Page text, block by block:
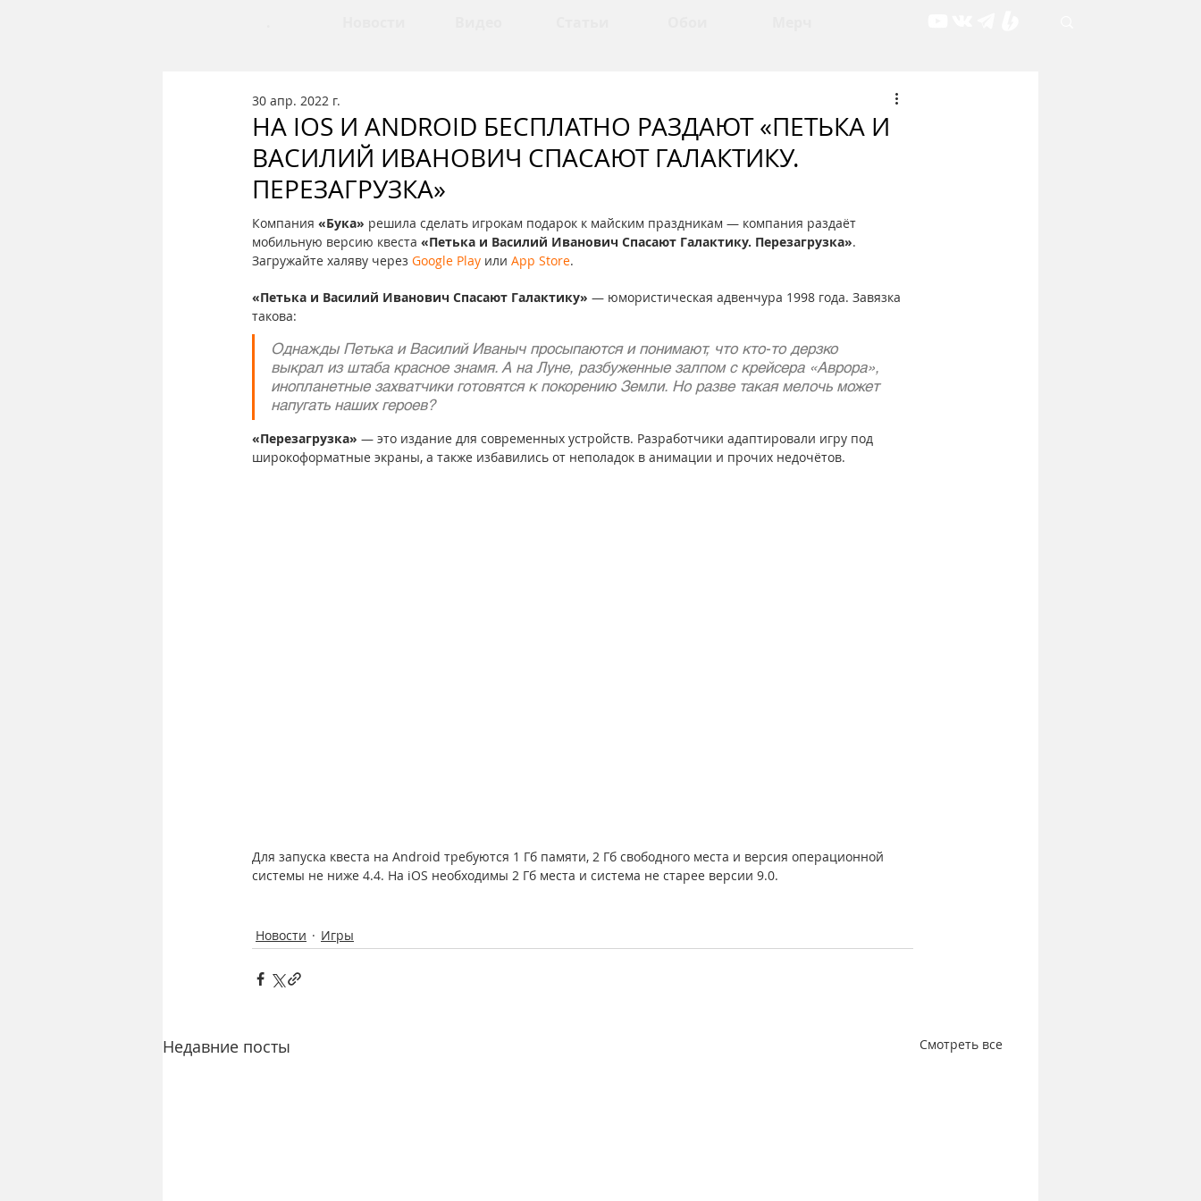
НА IOS И ANDROID БЕСПЛАТНО РАЗДАЮТ «ПЕТЬКА И
ВАСИЛИЙ ИВАНОВИЧ СПАСАЮТ ГАЛАКТИКУ.
ПЕРЕЗАГРУЗКА»
30 апр. 2022 г.
Компания «Бука» решила сделать игрокам подарок к майским праздникам — компания раздаёт
мобильную версию квеста «Петька и Василий Иванович Спасают Галактику. Перезагрузка».
Загружайте халяву через Google Play или App Store.
«Петька и Василий Иванович Спасают Галактику» — юмористическая адвенчура 1998 года. Завязка
такова:
Однажды Петька и Василий Иваныч просыпаются и понимают, что кто-то дерзко
выкрал из штаба красное знамя. А на Луне, разбуженные залпом с крейсера «Аврора»,
инопланетные захватчики готовятся к покорению Земли. Но разве такая мелочь может
напугать наших героев?
«Перезагрузка» — это издание для современных устройств. Разработчики адаптировали игру под
широкоформатные экраны, а также избавились от неполадок в анимации и прочих недочётов.
Для запуска квеста на Android требуются 1 Гб памяти, 2 Гб свободного места и версия операционной
системы не ниже 4.4. На iOS необходимы 2 Гб места и система не старее версии 9.0.
Новости Игры
Недавние посты Смотреть все